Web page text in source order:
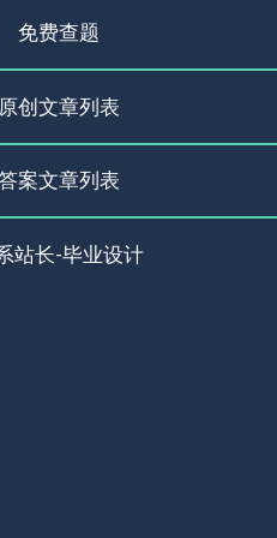
免费查题
原创文章列表
案文章列表
站长-毕业设计